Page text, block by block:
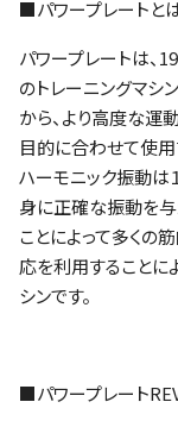
■パワープレートと
パワープレートは、
のトレーニングマシ
から、より高度な運
目的に合わせて使用
ハーモニック振動は
身に正確な振動を与
ことによって多くの
応を利用することに
シンです。
■パワープレート